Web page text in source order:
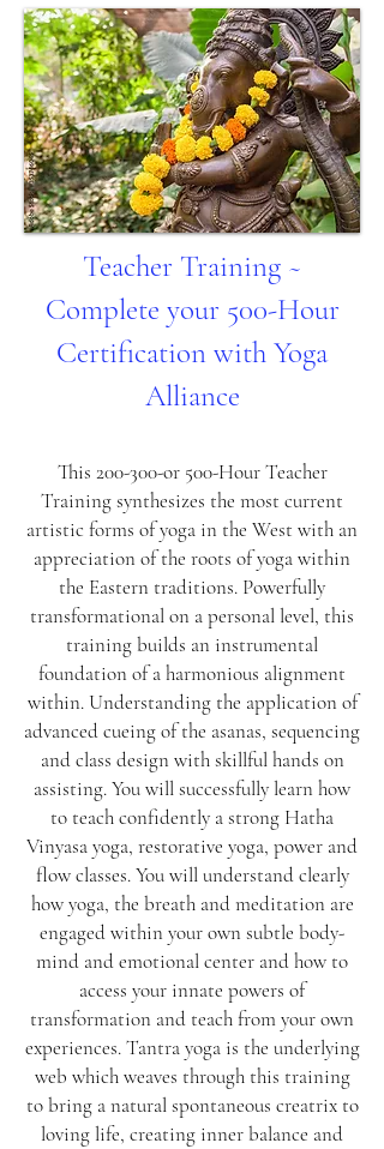
Teacher Training ~
Complete your 500-Hour
Certification with Yoga
Alliance
This 200-300-or 500-Hour Teacher
Training synthesizes the most current
artistic forms of yoga in the West with an
appreciation of the roots of yoga within
the Eastern traditions. Powerfully
transformational on a personal level, this
training builds an instrumental
foundation of a harmonious alignment
within. Understanding the application of
advanced cueing of the asanas, sequencing
and class design with skillful hands on
assisting. You will successfully learn how
to teach confidently a strong Hatha
Vinyasa yoga, restorative yoga, power and
flow classes. You will understand clearly
how yoga, the breath and meditation are
engaged within your own subtle body-
mind and emotional center and how to
access your innate powers of
transformation and teach from your own
experiences. Tantra yoga is the underlying
web which weaves through this training
to bring anatural spontaneous creatrix to
loving life, creating inner balance and